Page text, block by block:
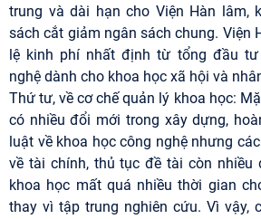
trung và dài hạn cho Viện Hàn lâm,
sách cắt giảm ngân sách chung. Viện
lệ kinh phí nhất định từ tổng đầu tư
nghệ dành cho khoa học xã hội và
Thứ tư, về cơ chế quản lý khoa học:
có nhiều đổi mới trong xây dựng,
luật về khoa học công nghệ nhưng
về tài chính, thủ tục đề tài còn nhiều
khoa học mất quá nhiều thời gian
thay vì tập trung nghiên cứu. Vì vậy,